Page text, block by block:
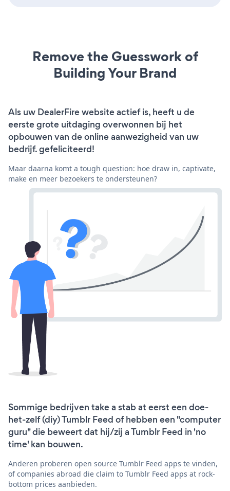
Remove the Guesswork of
Building Your Brand
Als uw DealerFire website actief is, heeft u de
eerste grote uitdaging overwonnen bij het
opbouwen van de online aanwezigheid van uw
bedrijf. gefeliciteerd!
Maar daarna komt a tough question: hoe draw in, captivate,
make en meer bezoekers te ondersteunen?
Sommige bedrijven take a stab at eerst een doe-
het-zelf (diy) Tumblr Feed of hebben een "computer
guru" die beweert dat hij/zij a Tumblr Feed in 'no
time' kan bouwen.
Anderen proberen open source Tumblr Feed apps te vinden,
of companies abroad die claim to Tumblr Feed apps at rock-
bottom prices aanbieden.